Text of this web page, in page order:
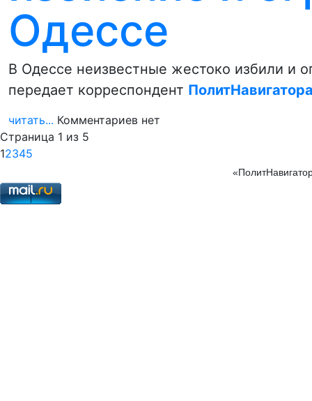
Одессе
В Одессе неизвестные жестоко избили и
передает корреспондент
читать... Комментариев нет
Страница 1 из 5
12345